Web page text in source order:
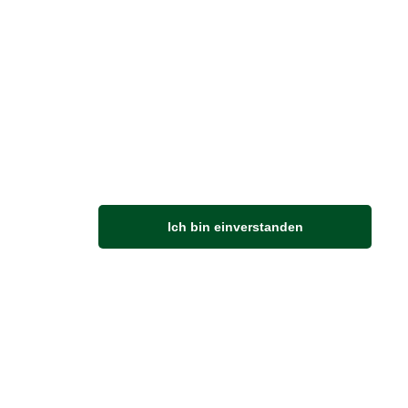
Ich bin einverstanden